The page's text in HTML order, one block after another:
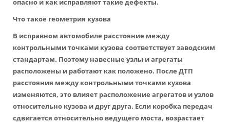
опасно и как исправляют такие дефекты.
Что такое геометрия кузова
В исправном автомобиле расстояние между
контрольными точками кузова соответствует заводским
стандартам. Поэтому навесные узлы и агрегаты
расположены и работают как положено. После ДТП
расстояния между контрольными точками кузова
изменяются, это влияет расположение агрегатов и узлов
относительно кузова и друг друга. Если коробка передач
сдвигается относительно ведущего моста, возрастает